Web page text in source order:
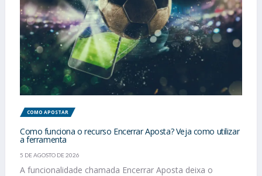
COMO APOSTAR
Como funciona o recurso Encerrar Aposta? Veja como utilizar
a ferramenta
5 DE AGOSTO DE 2026
A funcionalidade chamada Encerrar Aposta deixa o